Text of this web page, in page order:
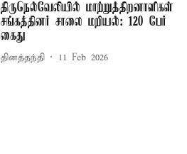
திருநெல்வேலியில் மாற்றுத்திறனாளிகள்
சங்கத்தினர் சாலை மறியல்: 120 பேர்
கைது
தினத்தந்தி 11 Feb 2026